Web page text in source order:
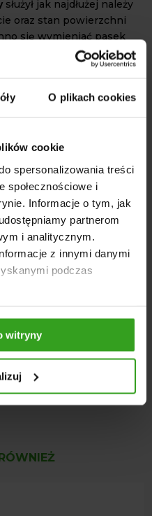
O plikach cookies
cookie
spersonalizowania treści
społecznościowe i
Informacje o tym, jak
partnerom
i analitycznym.
z innymi danymi
podczas
witryny
służył jak najdłużej należy
oraz stan powierzchni
się wymieniać pasek
którymi mogą być:
się napędu oraz
elastyczność oraz
kół pasowych jest
Produkcja OEM stanowi
układów
umożliwia długotrwałą,
warunkach.
mm
BX / AV17)